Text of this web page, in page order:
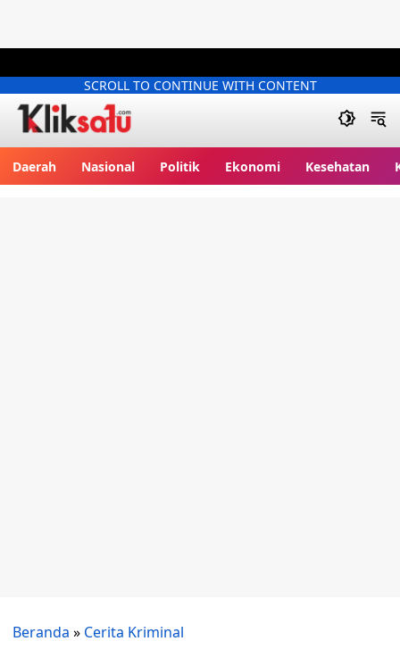
SCROLL TO CONTINUE WITH CONTENT
Daerah Nasional Politik Ekonomi Kesehatan
Beranda » Cerita Kriminal